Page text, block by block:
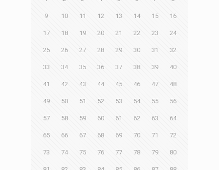
9 10 11 12 13 14 15 16
17 18 19 20 21 22 23 24
25 26 27 28 29 30 31 32
33 34 35 36 37 38 39 40
41 42 43 44 45 46 47 48
49 50 51 52 53 54 55 56
57 58 59 60 61 62 63 64
65 66 67 68 69 70 71 72
73 74 75 76 77 78 79 80